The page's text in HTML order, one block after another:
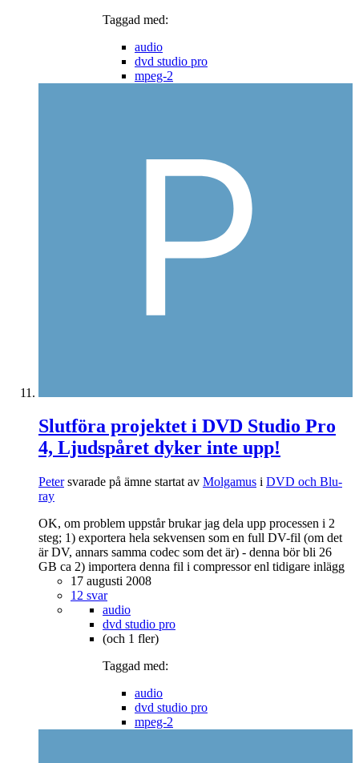
Taggad med:
audio
dvd studio pro
mpeg-2
Slutföra projektet i DVD Studio Pro
4, Ljudspåret dyker inte upp!
Petersvarade på ämne startat av Molgamus i DVD och Blu-
ray
OK, om problem uppstår brukar jag dela upp processen i 2
steg; 1) exportera hela sekvensen som en full DV-fil (om det
är DV, annars samma codec som det är) - denna bör bli 26
GB ca 2) importera denna fil i compressor enl tidigare inlägg
17 augusti 2008
12 svar
audio
dvd studio pro
(och 1 fler)
Taggad med:
audio
dvd studio pro
mpeg-2